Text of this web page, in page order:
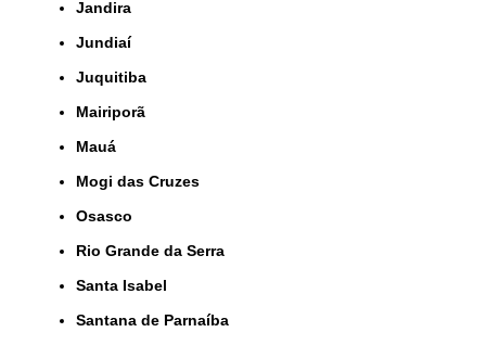
Jandira
Jundiaí
Juquitiba
Mairiporã
Mauá
Mogi das Cruzes
Osasco
Rio Grande da Serra
Santa Isabel
Santana de Parnaíba